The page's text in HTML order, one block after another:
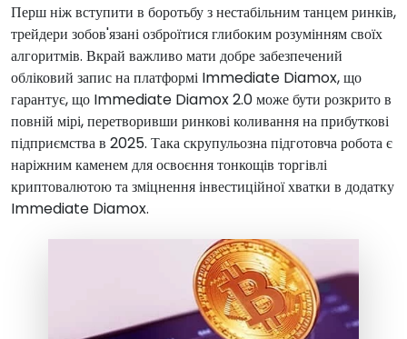
Перш ніж вступити в боротьбу з нестабільним танцем ринків,
трейдери зобов'язані озброїтися глибоким розумінням своїх
алгоритмів. Вкрай важливо мати добре забезпечений
обліковий запис на платформі Immediate Diamox, що
гарантує, що Immediate Diamox 2.0 може бути розкрито в
повній мірі, перетворивши ринкові коливання на прибуткові
підприємства в 2025. Така скрупульозна підготовча робота є
наріжним каменем для освоєння тонкощів торгівлі
криптовалютою та зміцнення інвестиційної хватки в додатку
Immediate Diamox.